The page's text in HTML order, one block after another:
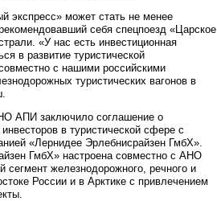
экспресс» может стать не менее
себя спецпоезд «Царское
«У нас есть инвестиционная
в развитие туристической
с нашими российскими
туристических вагонов в
АПИ заключило соглашение о
в туристической сфере с
«Лернидее Эрлебнисрайзен ГмбХ».
ГмбХ» настроена совместно с АНО
железнодорожного, речного и
России и в Арктике с привлечением